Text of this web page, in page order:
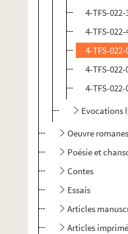
4-TFS-
4-TFS-022-
4-TFS-
4-TFS-
4-TFS-022-
Evocations
Oeuvre
Poésie et
Contes
Essais
Articles
Articles